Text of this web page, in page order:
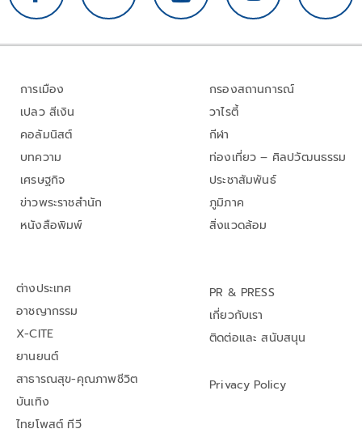
การเมือง
เปลว สีเงิน
คอลัมนิสต์
บทความ
เศรษฐกิจ
ข่าวพระราชสำนัก
หนังสือพิมพ์
กรองสถานการณ์
วาไรตี้
กีฬา
ท่องเที่ยว – ศิลปวัฒนธรรม
ประชาสัมพันธ์
ภูมิภาค
สิ่งแวดล้อม
ต่างประเทศ
อาชญากรรม
X-CITE
ยานยนต์
สาธารณสุข-คุณภาพชีวิต
บันเทิง
ไทยโพสต์ ทีวี
PR & PRESS
เกี่ยวกับเรา
ติดต่อและ สนับสนุน
Privacy Policy